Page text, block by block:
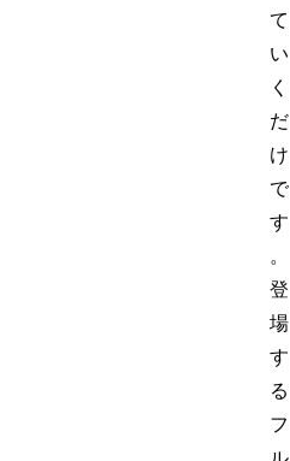
て
い
く
だ
け
で
す
。
登
場
す
る
フ